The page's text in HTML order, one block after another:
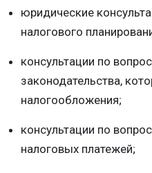
юридические
налогового
консультации по
законодательства,
налогообложения;
консультации по
налоговых платежей;